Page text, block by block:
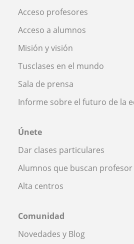
Acceso profesores
Acceso a alumnos
Misión y visión
Tusclases en el mundo
Sala de prensa
Informe sobre el futuro de la
Únete
Dar clases particulares
Alumnos que buscan profesor
Alta centros
Comunidad
Novedades y Blog